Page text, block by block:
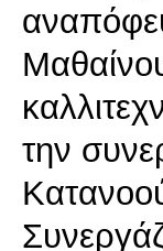
την